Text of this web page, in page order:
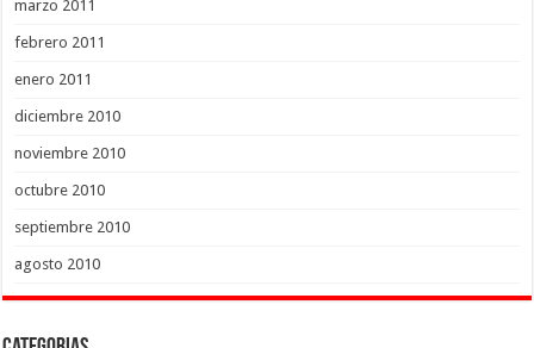
marzo 2011
febrero 2011
enero 2011
diciembre 2010
noviembre 2010
octubre 2010
septiembre 2010
agosto 2010